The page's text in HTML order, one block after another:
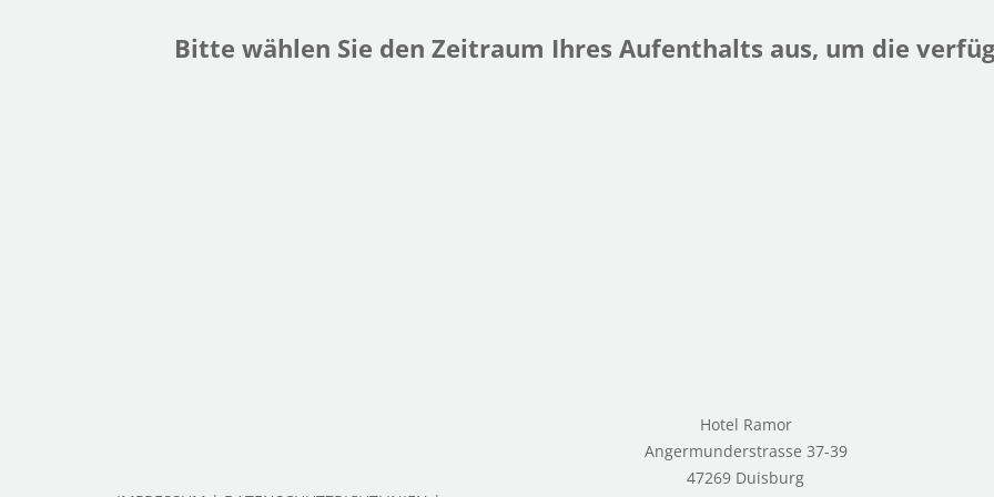
Bitte wählen Sie den Zeitraum Ihres Aufenthalts aus, um die
Hotel Ramor
Angermunderstrasse 37-39
47269 Duisburg